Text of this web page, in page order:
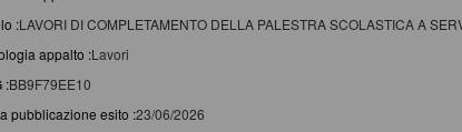
:LAVORI DI COMPLETAMENTO DELLA PALESTRA SCOLASTICA A
appalto :Lavori
:BB9F79EE10
pubblicazione esito :23/06/2026